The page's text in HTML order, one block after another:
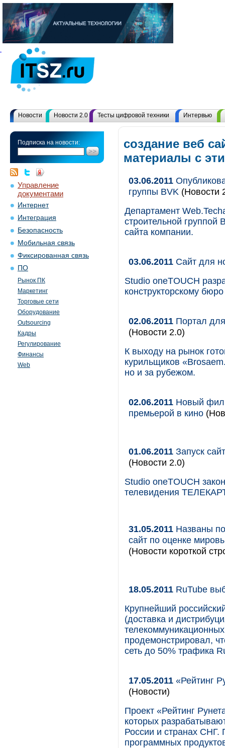
Новости Новости 2.0 Тесты цифровой техники Интервью
Подписка на новости:
Управление
документами
Интернет
Интеграция
Безопасность
Мобильная связь
Фиксированная связь
ПО
Рынок ПК
Маркетинг
Торговые сети
Оборудование
Outsourcing
Кадры
Регулирование
Финансы
Web
создание веб
материалы с
03.06.2011
группы BVK (Новости
Департамент
строительной группой
сайта компании.
03.06.2011 Сайт для
Studio oneTOUCH
конструкторскому
02.06.2011 Портал
(Новости 2.0)
К выходу на рынок
курильщиков
но и за рубежом.
02.06.2011 Новый
премьерой в кино
01.06.2011 Запуск
(Новости 2.0)
Studio oneTOUCH
телевидения
31.05.2011 Названы
сайт по оценке
(Новости короткой
18.05.2011 RuTube
Крупнейший
(доставка и
продемонстрировал,
сеть до 50% трафика
17.05.2011 «Рейтинг
(Новости)
Проект «Рейтинг
которых
России и странах
программных